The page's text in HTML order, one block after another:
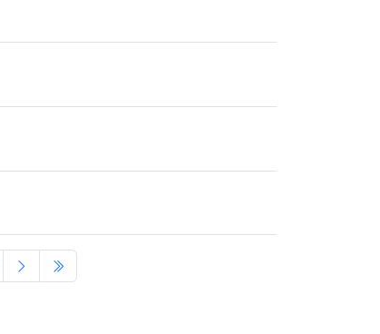
다음 페이지